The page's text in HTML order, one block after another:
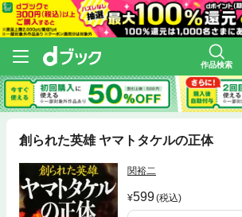
作品検索
創られた英雄 ヤマトタケルの正体
関裕二
599(税込)